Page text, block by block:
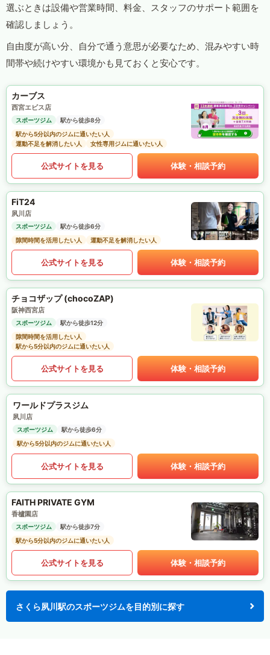
選ぶときは設備や営業時間、料金、スタッフのサポート範囲を
確認しましょう。
自由度が高い分、自分で通う意思が必要なため、混みやすい時
間帯や続けやすい環境かも見ておくと安心です。
カーブス
西宮エビス店
スポーツジム
駅から徒歩8分
駅から5分以内のジムに通いたい人
運動不足を解消したい人
女性専用ジムに通いたい人
公式サイトを見る 体験・相談予約
FiT24
夙川店
スポーツジム
駅から徒歩6分
隙間時間を活用したい人
運動不足を解消したい人
公式サイトを見る 体験・相談予約
チョコザップ (chocoZAP)
阪神西宮店
スポーツジム
駅から徒歩12分
隙間時間を活用したい人
駅から5分以内のジムに通いたい人
公式サイトを見る 体験・相談予約
ワールドプラスジム
夙川店
スポーツジム
駅から徒歩6分
駅から5分以内のジムに通いたい人
公式サイトを見る 体験・相談予約
FAITH PRIVATE GYM
香櫨園店
スポーツジム
駅から徒歩7分
駅から5分以内のジムに通いたい人
公式サイトを見る 体験・相談予約
さくら夙川駅のスポーツジムを目的別に探す